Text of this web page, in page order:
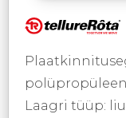
Laagri tüüp: